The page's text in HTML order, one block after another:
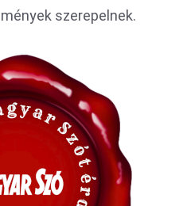
szerepelnek.